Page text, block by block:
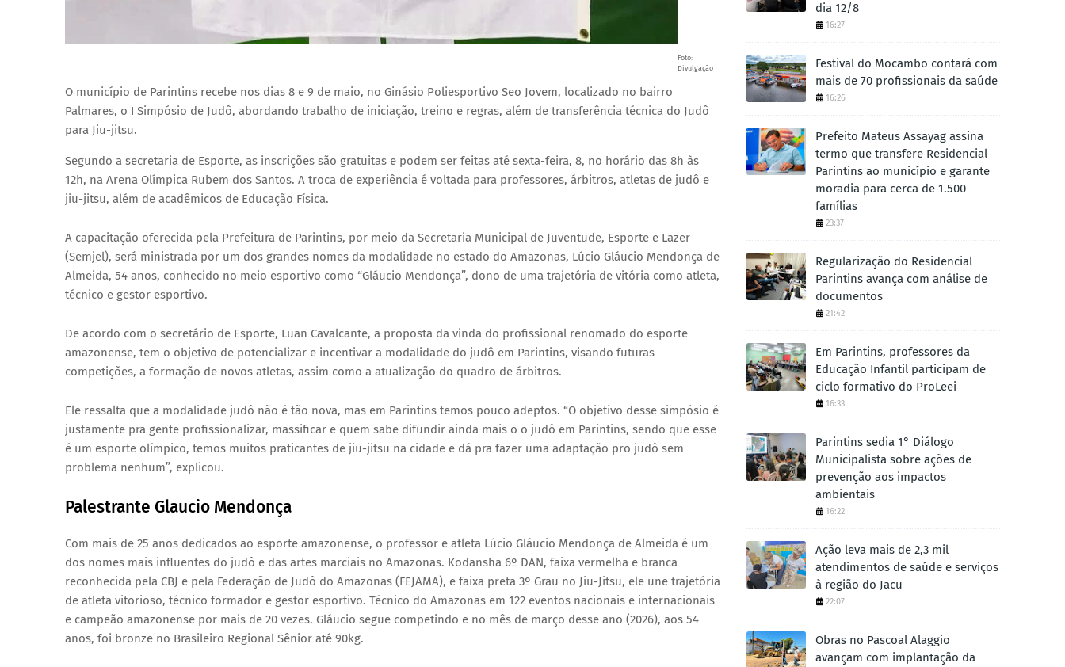
Foto:
Divulgação
O município de Parintins recebe nos dias 8 e 9 de maio, no Ginásio Poliesportivo Seo Jovem, localizado no bairro
Palmares, o I Simpósio de Judô, abordando trabalho de iniciação, treino e regras, além de transferência técnica do Judô
para Jiu-jitsu.
Segundo a secretaria de Esporte, as inscrições são gratuitas e podem ser feitas até sexta-feira, 8, no horário das 8h às
12h, na Arena Olímpica Rubem dos Santos. A troca de experiência é voltada para professores, árbitros, atletas de judô e
jiu-jitsu, além de acadêmicos de Educação Física.
A capacitação oferecida pela Prefeitura de Parintins, por meio da Secretaria Municipal de Juventude, Esporte e Lazer
(Semjel), será ministrada por um dos grandes nomes da modalidade no estado do Amazonas, Lúcio Gláucio Mendonça de
Almeida, 54 anos, conhecido no meio esportivo como “Gláucio Mendonça”, dono de uma trajetória de vitória como atleta,
técnico e gestor esportivo.
De acordo com o secretário de Esporte, Luan Cavalcante, a proposta da vinda do profissional renomado do esporte
amazonense, tem o objetivo de potencializar e incentivar a modalidade do judô em Parintins, visando futuras
competições, a formação de novos atletas, assim como a atualização do quadro de árbitros.
Ele ressalta que a modalidade judô não é tão nova, mas em Parintins temos pouco adeptos. “O objetivo desse simpósio é
justamente pra gente profissionalizar, massificar e quem sabe difundir ainda mais o o judô em Parintins, sendo que esse
é um esporte olímpico, temos muitos praticantes de jiu-jitsu na cidade e dá pra fazer uma adaptação pro judô sem
problema nenhum”, explicou.
Palestrante Glaucio Mendonça
Com mais de 25 anos dedicados ao esporte amazonense, o professor e atleta Lúcio Gláucio Mendonça de Almeida é um
dos nomes mais influentes do judô e das artes marciais no Amazonas. Kodansha 6º DAN, faixa vermelha e branca
reconhecida pela CBJ e pela Federação de Judô do Amazonas (FEJAMA), e faixa preta 3º Grau no Jiu-Jitsu, ele une trajetória
de atleta vitorioso, técnico formador e gestor esportivo. Técnico do Amazonas em 122 eventos nacionais e internacionais
e campeão amazonense por mais de 20 vezes. Gláucio segue competindo e no mês de março desse ano (2026), aos 54
anos, foi bronze no Brasileiro Regional Sênior até 90kg.
dia 12/8
16:27
Festival do Mocambo contará com
mais de 70 profissionais da saúde
16:26
Prefeito Mateus Assayag assina
termo que transfere Residencial
Parintins ao município e garante
moradia para cerca de 1.500
famílias
23:37
Regularização do Residencial
Parintins avança com análise de
documentos
21:42
Em Parintins, professores da
Educação Infantil participam de
ciclo formativo do ProLeei
16:33
Parintins sedia 1° Diálogo
Municipalista sobre ações de
prevenção aos impactos
ambientais
16:22
Ação leva mais de 2,3 mil
atendimentos de saúde e serviços
à região do Jacu
22:07
Obras no Pascoal Alaggio
avançam com implantação da